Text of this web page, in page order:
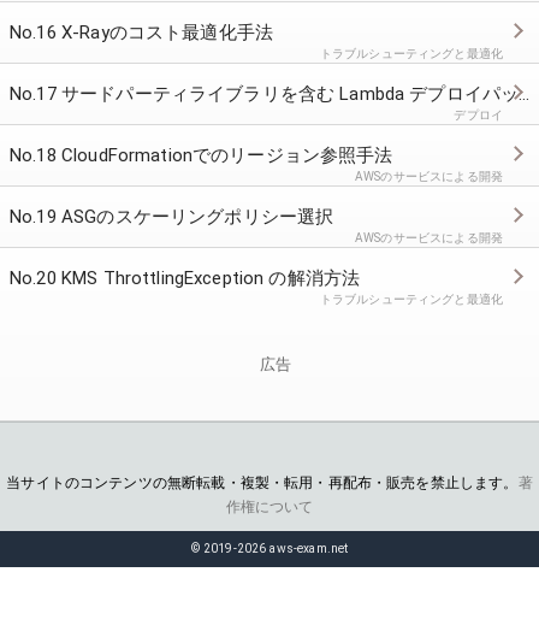
No.16 X-Rayのコスト最適化手法
トラブルシューティングと最適化
No.17 サードパーティライブラリを含む Lambda デプロイパッケージの作成
デプロイ
No.18 CloudFormationでのリージョン参照手法
AWSのサービスによる開発
No.19 ASGのスケーリングポリシー選択
AWSのサービスによる開発
No.20 KMS ThrottlingException の解消方法
トラブルシューティングと最適化
広告
当サイトのコンテンツの無断転載・複製・転用・再配布・販売を禁止します。 著
作権について
© 2019-2026 aws-exam.net